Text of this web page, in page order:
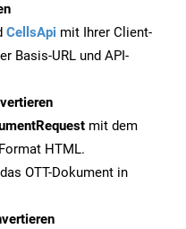
CellsApi mit Ihrer Client-
Basis-URL und API-
mit dem
HTML.
OTT-Dokument in